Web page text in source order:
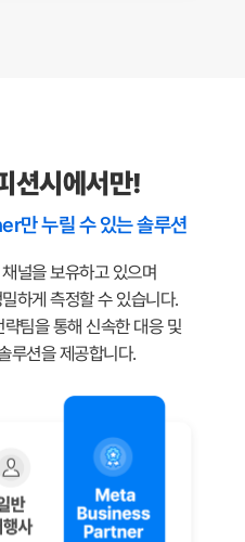
션시에서만!
누릴 수 있는 솔루션
널을 보유하고 있으며
하게 측정할 수 있습니다.
팀을 통해 신속한 대응 및
루션을 제공합니다.